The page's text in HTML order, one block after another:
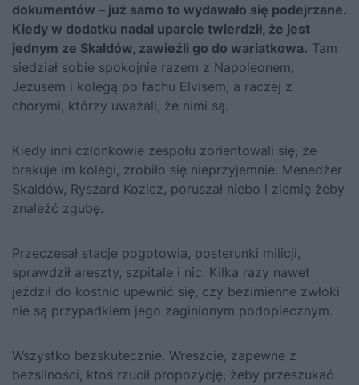
dokumentów – już samo to wydawało się podejrzane.
Kiedy w dodatku nadal uparcie twierdził, że jest
jednym ze Skaldów, zawieźli go do wariatkowa. Tam
siedział sobie spokojnie razem z Napoleonem,
Jezusem i kolegą po fachu Elvisem, a raczej z
chorymi, którzy uważali, że nimi są.
Kiedy inni członkowie zespołu zorientowali się, że
brakuje im kolegi, zrobiło się nieprzyjemnie. Menedżer
Skaldów, Ryszard Kozicz, poruszał niebo i ziemię żeby
znaleźć zgubę.
Przeczesał stacje pogotowia, posterunki milicji,
sprawdził areszty, szpitale i nic. Kilka razy nawet
jeździł do kostnic upewnić się, czy bezimienne zwłoki
nie są przypadkiem jego zaginionym podopiecznym.
Wszystko bezskutecznie. Wreszcie, zapewne z
bezsilności, ktoś rzucił propozycję, żeby przeszukać